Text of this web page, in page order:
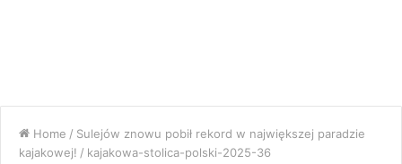
Home / Sulejów znowu pobił rekord w największej paradzie
kajakowej! / kajakowa-stolica-polski-2025-36